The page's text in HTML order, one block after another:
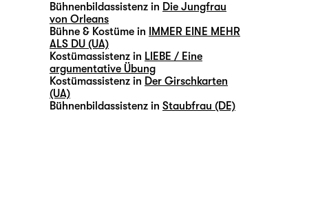
Bühnenbildassistenz in Die Jungfrau
von Orleans
Bühne & Kostüme in
IMMER EINE MEHR
ALS DU (UA)
Kostümassistenz in LIEBE / Eine
argumentative Übung
Kostümassistenz in Der Girschkarten
(UA)
Bühnenbildassistenz in Staubfrau (DE)